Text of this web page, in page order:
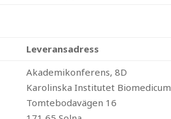
Leveransadress
Akademikonferens, 8D
Karolinska Institutet Biomedicum
Tomtebodavägen 16